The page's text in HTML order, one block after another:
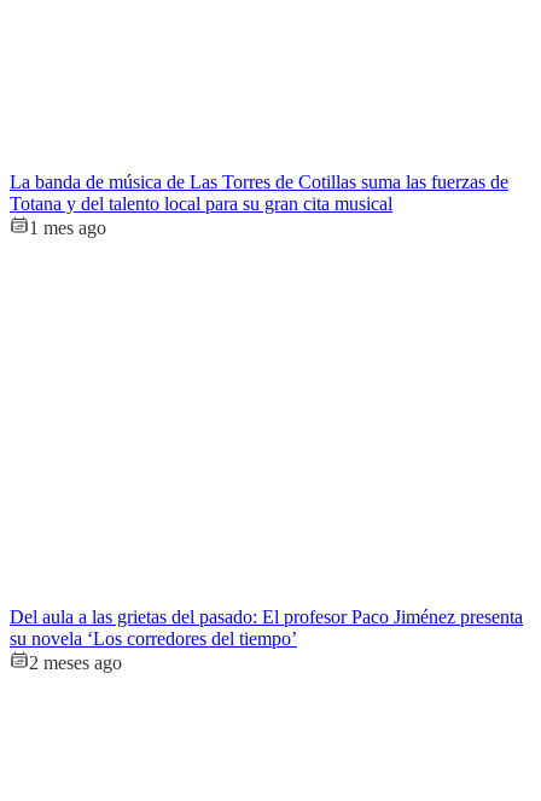
La banda de música de Las Torres de Cotillas suma las fuerzas de
Totana y del talento local para su gran cita musical
1 mes ago
Del aula a las grietas del pasado: El profesor Paco Jiménez presenta
su novela ‘Los corredores del tiempo’
2 meses ago